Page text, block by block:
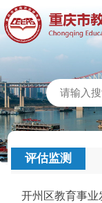
评估监测
开州区教育事业